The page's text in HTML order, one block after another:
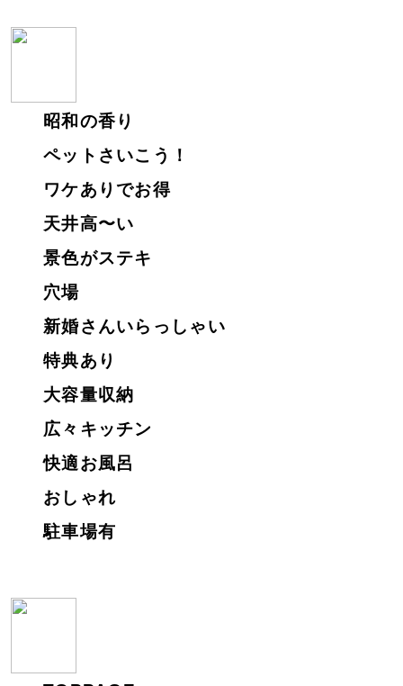
昭和の香り
ペットさいこう！
ワケありでお得
天井高〜い
景色がステキ
穴場
新婚さんいらっしゃい
特典あり
大容量収納
広々キッチン
快適お風呂
おしゃれ
駐車場有